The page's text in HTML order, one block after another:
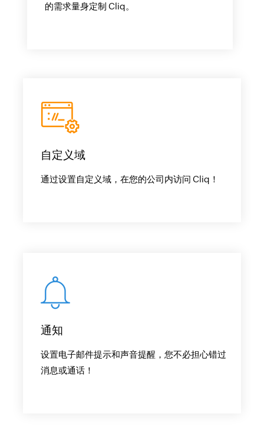
的需求量身定制 Cliq。
自定义域
通过设置自定义域，在您的公司内访问 Cliq！
通知
设置电子邮件提示和声音提醒，您不必担心错过
消息或通话！